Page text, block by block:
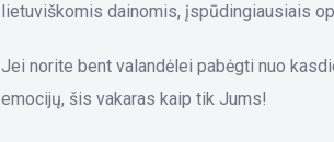
lietuviškomis dainomis, įspūdingiausiais
Jei norite bent valandėlei pabėgti nuo
emocijų, šis vakaras kaip tik Jums!